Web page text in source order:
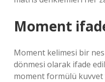
Moment
Moment kelimesi bir
dönmesi olarak ifade
moment formülü